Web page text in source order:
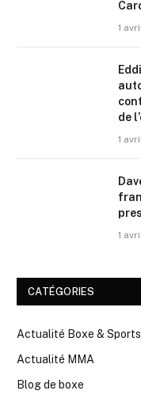
1
de
1
1
CATÉGORIES
Actualité Boxe &
Actualité MMA
Blog de boxe